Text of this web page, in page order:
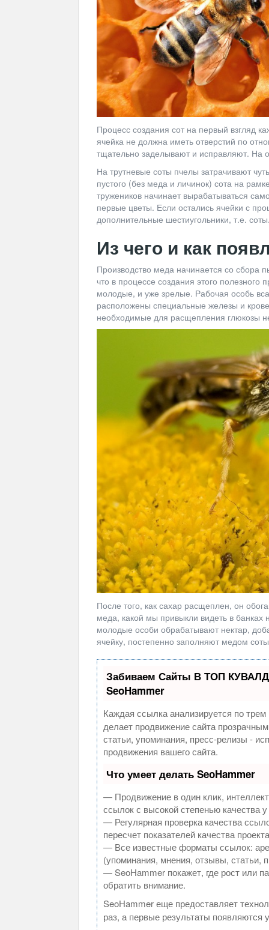
Процесс создания сот на первый взгляд
ячейка не должна иметь отверстий по
тщательно заделывают и исправляют. На
На трутневые соты пчелы затрачивают
пустого (без меда и личинок) сота на
тружеников начинает вырабатываться
первые цветы. Если остались ячейки с
дополнительные шестиугольники, т.е.
Из чего и как
Производство меда начинается со сбора
что в процессе создания этого полезного
молодые, и уже зрелые. Рабочая особь
расположены специальные железы и
необходимые для расщепления глюкозы
После того, как сахар расщеплен, он
меда, какой мы привыкли видеть в банках
молодые особи обрабатывают нектар,
ячейку, постепенно заполняют медом
Забиваем Сайты В ТОП
SeoHammer
Каждая ссылка анализируется по
делает продвижение сайта
статьи, упоминания, пресс-релизы -
продвижения вашего сайта.
Что умеет делать SeoHammer
— Продвижение в один клик,
ссылок с высокой степенью качества
— Регулярная проверка качества
пересчет показателей качества
— Все известные форматы ссылок:
(упоминания, мнения, отзывы, статьи,
— SeoHammer покажет, где рост или
обратить внимание.
SeoHammer еще предоставляет
раз, а первые результаты появляются